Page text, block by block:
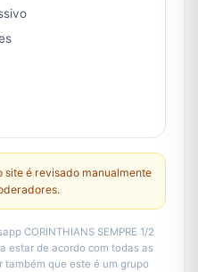
site é revisado manualmente
CORINTHIANS SEMPRE 1/2
estar de acordo com todas as
também que este é um grupo